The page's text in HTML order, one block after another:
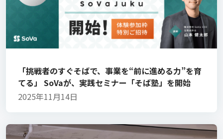
「挑戦者のすぐそばで、事業を“前に進める力”を育
てる」 SoVaが、実践セミナー「そば塾」を開始
2025年11月14日